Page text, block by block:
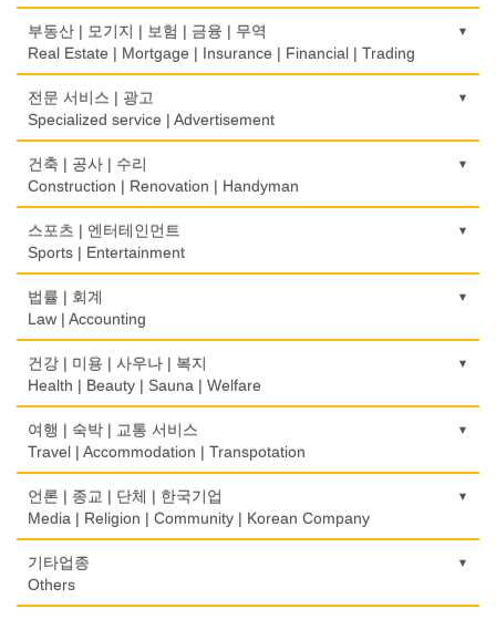
식당장비
Food Equipment
식품점
Korean Food
Food Manufacturing
와인제조
Wine Maker
정육점
제과점
Bakery
식품도매
Food Distributors
Psychologist/Psychiatrist
안경점
Optical Stores
의료기구
Medical Instruments
Denturist
한의원/한약
약국
의사-내과
Internal Medicine
의사-물리치료/카이로 프랙터
Physiotherapy/Chiropractic Clinic
의사-비뇨기과
의사-산부인과
Obstetrician
Children's Ware
Wedding
인터넷 쇼핑
Internet Shopping
결혼상담
Marriage Consulting
Florist
모피점
백화점/선물센터
보석/귀금속/시계
Jeweler/Jeweller
비디오-사진/촬영/편집/공급
Video Service
사진촬영
사무기기
Office Equipment
Stationery/Office Equipment
Book Store
운전학원
Driving School
한글학교
Korean Language School
Boarding House
학교/학원
School/Academy
개인지도-체육
개인지도-음악
Private Lesson-Music
개인지도-옷수선
Private Lesson-Alteration
금전등록기
Cash Register
인터넷 서비스/까페
Internet Service/Cafe
전자제품 판매/수리
Electronic Goods Sales/Repair
Telephone/Communication Service
컴퓨터 판매/수리
Computer Sales/Repair
부동산 | 모기지 | 보험 | 금융 | 무역
Real Estate | Mortgage | Insurance | Financial | Trading
도매
Wholesale
모기지
Mortgage
International Trade
Insurance/Investment/Finance
부동산 관리
Property Management
채무조정
Bankruptcy
Real Estate
은행/금융기관
전문 서비스 | 광고
Specialized service | Advertisement
광고/그래픽 디자인
Advertising/Graphic Design
광고 에이전트
Advertising Agency
Alarm/Security System
Cemetery/Monument
빨래방/세탁
Coin Laundry/Dry cleaning
상패/트로피
Medal/Trophy
Dry cleaning Equipment
악기사
건축 | 공사 | 수리
Construction | Renovation | Handyman
건축시공/개조
Construction/Home Renovation
건축설계사
Architect
Architecture
Home Inspection
간판
Signs
가구판매/수리
Furniture Sales/Repair
스포츠 | 엔터테인먼트
Sports | Entertainment
골프장비
Golf Equipment
골프장
Golf/Country Club
가라오케/노래방/카페
Karaoke/Cafe
Dahn Centre
당구장
Billiard Club
볼링장
법률 | 회계
Law | Accounting
교통위반티켓
Traffic Ticket
공인회계사(CPA)
CPA
번역/통역/이력서
Translation/Interpretation/Resume Service
Law Office
회계업무
건강 | 미용 | 사우나 | 복지
Health | Beauty | Sauna | Welfare
건강상담/식품/정보
Health Counseling/Food/Information
의료기
Medical Equipment
Massage
여행 | 숙박 | 교통 서비스
Travel | Accommodation | Transpotation
호텔/모텔/숙박
Hotel/Motel
여행/관광
Travel/Tour
언론 | 종교 | 단체 | 한국기업
Media | Religion | Community | Korean Company
기도원/수양관
Retreat Centre
기타업종
Others